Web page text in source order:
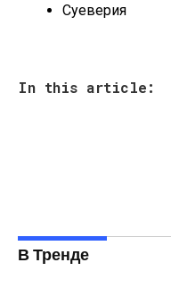
Суеверия
In this article:
В Тренде